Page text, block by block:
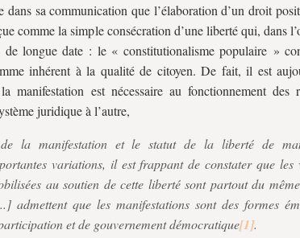
dans sa communication que l’élaboration d’un droit
comme la simple consécration d’une liberté qui, dans
de longue date : le « constitutionalisme populaire »
inhérent à la qualité de citoyen. De fait, il est
manifestation est nécessaire au fonctionnement des
juridique à l’autre,
la manifestation et le statut de la liberté de
variations, il est frappant de constater que les
au soutien de cette liberté sont partout du
admettent que les manifestations sont des formes
et de gouvernement démocratique
.